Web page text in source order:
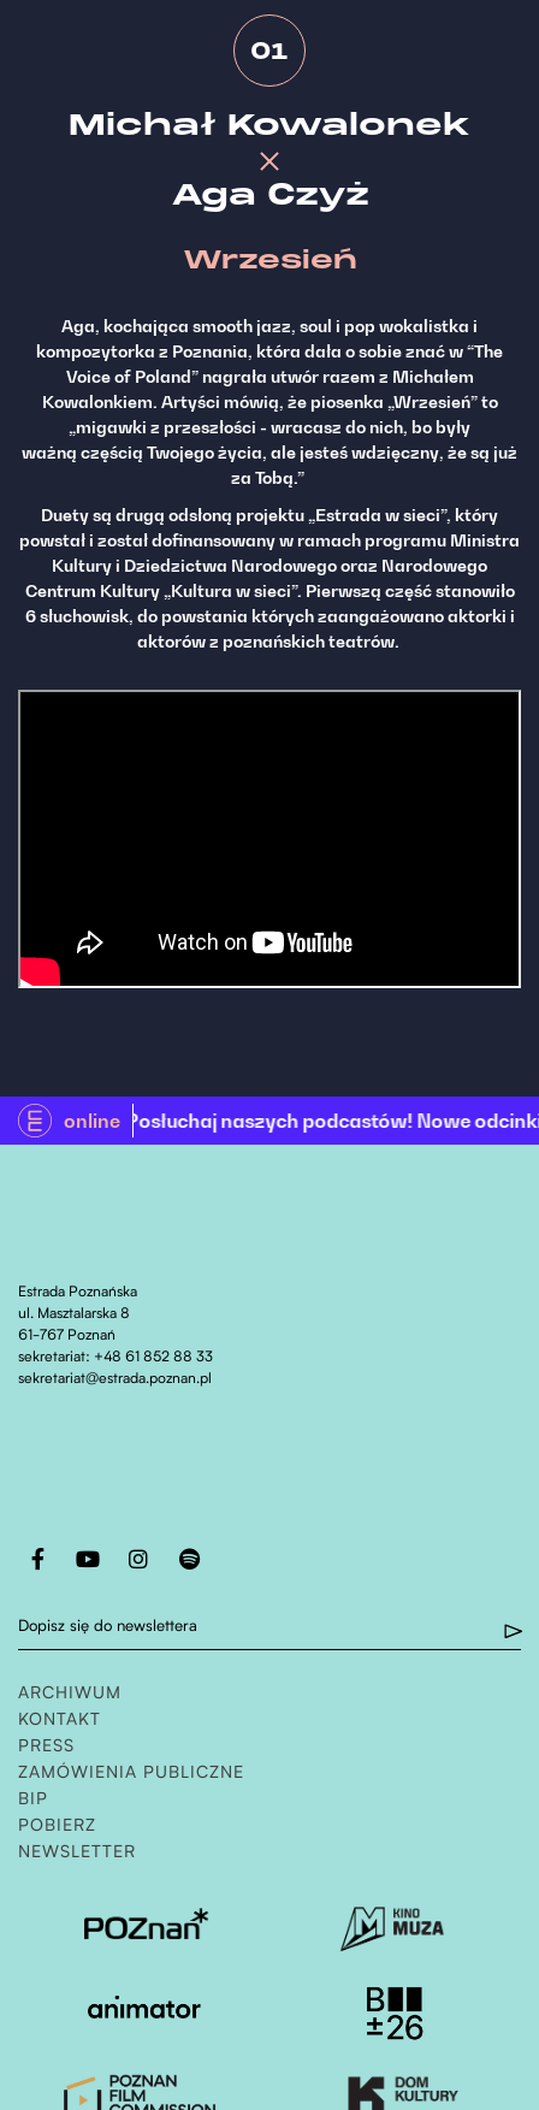
01
Michał Kowalonek
Aga Czyż
Wrzesień
Aga, kochająca smooth jazz, soul i pop wokalistka i
kompozytorka z Poznania, która dała o sobie znać w “The
Voice of Poland” nagrała utwór razem z Michałem
Kowalonkiem. Artyści mówią, że piosenka „Wrzesień” to
„migawki z przeszłości - wracasz do nich, bo były
ważną częścią Twojego życia, ale jesteś wdzięczny, że są już
za Tobą.”
Duety są drugą odsłoną projektu „Estrada w sieci”, który
powstał i został dofinansowany w ramach programu Ministra
Kultury i Dziedzictwa Narodowego oraz Narodowego
Centrum Kultury „Kultura w sieci”. Pierwszą część stanowiło
6 słuchowisk, do powstania których zaangażowano aktorki i
aktorów z poznańskich teatrów.
online
Posłuchaj naszych podcastów! Nowe odcinki serii
Estrada Poznańska
ul. Masztalarska 8
61-767 Poznań
sekretariat: +48 61 852 88 33
sekretariat@estrada.poznan.pl
Otwiera stronę w nowej karcie
Otwiera stronę w nowej karcie
Otwiera stronę w nowej karcie
Otwiera stronę w nowej karcie
Dopisz się do newslettera
ARCHIWUM
KONTAKT
PRESS
ZAMÓWIENIA PUBLICZNE
BIP
POBIERZ
NEWSLETTER
Otwiera stronę w nowej karcie Otwiera stronę w
Otwiera stronę w nowej karcie Otwiera stronę w
Otwiera stronę w nowej karcie Otwiera stronę w